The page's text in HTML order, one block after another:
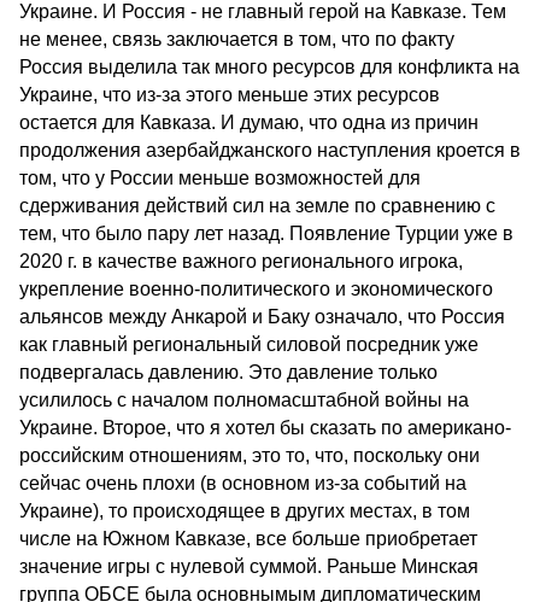
Украине. И Россия - не главный герой на Кавказе. Тем
не менее, связь заключается в том, что по факту
Россия выделила так много ресурсов для конфликта на
Украине, что из-за этого меньше этих ресурсов
остается для Кавказа. И думаю, что одна из причин
продолжения азербайджанского наступления кроется в
том, что у России меньше возможностей для
сдерживания действий сил на земле по сравнению с
тем, что было пару лет назад. Появление Турции уже в
2020 г. в качестве важного регионального игрока,
укрепление военно-политического и экономического
альянсов между Анкарой и Баку означало, что Россия
как главный региональный силовой посредник уже
подвергалась давлению. Это давление только
усилилось с началом полномасштабной войны на
Украине. Второе, что я хотел бы сказать по американо-
российским отношениям, это то, что, поскольку они
сейчас очень плохи (в основном из-за событий на
Украине), то происходящее в других местах, в том
числе на Южном Кавказе, все больше приобретает
значение игры с нулевой суммой. Раньше Минская
группа ОБСЕ была основнымым дипломатическим